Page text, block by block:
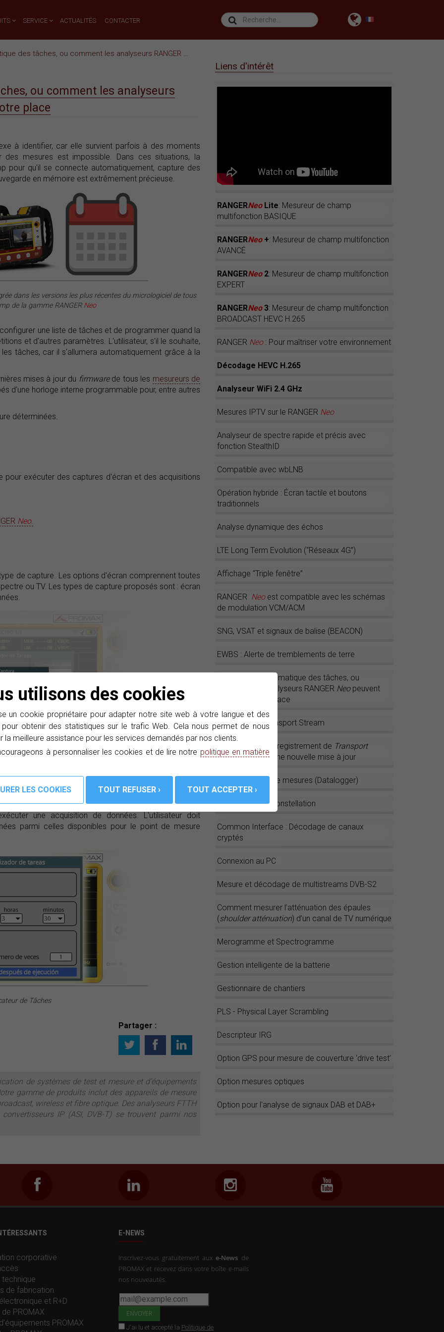
utilisons des cookies
un cookie propriétaire pour adapter notre site web à votre langue et des
obtenir des statistiques sur le trafic Web. Cela nous permet de nous
la meilleure assistance pour les services demandés par nos clients.
à personnaliser les cookies et de lire notre politique en matière
SERVICE ACTUALITÉS CONTACTER
des tâches, ou comment les analyseurs RANGER Neo
ou comment les analyseurs
place
à identifier, car elle survient parfois à des moments
mesures est impossible. Dans ces situations, la
pour qu'il se connecte automatiquement, capture des
en mémoire est extrêmement précieuse.
dans les versions les plus récentes du micrologiciel de tous
de la gamme RANGER Neo
une liste de tâches et de programmer quand la
et d'autres paramètres. L'utilisateur, s'il le souhaite,
tâches, car il s'allumera automatiquement grâce à la
mises à jour du firmwarede tous les mesureurs de
d'une horloge interne programmable pour, entre autres
déterminées.
pour exécuter des captures d'écran et des acquisitions
Neo.
de capture. Les options d'écran comprennent toutes
ou TV. Les types de capture proposés sont : écran
tâches : Prises d'écran
une acquisition de données. L'utilisateur doit
parmi celles disponibles pour le point de mesure
de Tâches
Partager :
de systèmes de test et mesure et d’équipements
gamme de produits inclut des appareils de mesure
wireless et fibre optique. Des analyseurs FTTH
IP (ASI, DVB-T) se trouvent parmi nos
Liens d'intérêt
RANGERNeoLite: Mesureur de champ
multifonction BASIQUE
RANGERNeo+: Mesureur de champ multifonction
AVANCÉ
RANGERNeo2: Mesureur de champ multifonction
EXPERT
RANGERNeo3: Mesureur de champ multifonction
BROADCAST HEVC H.265
RANGER Neo : Pour maîtriser votre environnement
Décodage HEVC H.265
Analyseur WiFi 2.4 GHz
Mesures IPTV sur le RANGER Neo
Analyseur de spectre rapide et précis avec
fonction StealthID
Compatible avec wbLNB
Opération hybride : Écran tactile et boutons
traditionnels
Analyse dynamique des échos
LTE Long Term Evolution (“Réseaux 4G”)
Affichage “Triple fenêtre”
RANGER Neoest compatible avec les schémas
de modulation VCM/ACM
SNG, VSAT et signaux de balise (BEACON)
EWBS : Alerte de tremblements de terre
Planificateur automatique des tâches, ou
comment les analyseurs RANGER Neopeuvent
œuvrer à votre place
Analyseur de Transport Stream
: Enregistrement de Transport
Streamgrâce à une nouvelle mise à jour
Enregistrement de mesures (Datalogger)
Diagramme de Constellation
Common Interface : Décodage de canaux
cryptés
Connexion au PC
Mesure et décodage de multistreams DVB-S2
Comment mesurer l’atténuation des épaules
(shoulder atténuation) d’un canal de TV numérique
Merogramme et Spectrogramme
Gestion intelligente de la batterie
Gestionnaire de chantiers
PLS - Physical Layer Scrambling
Descripteur IRG
Option GPS pour mesure de couverture ‘drive test’
Option mesures optiques
Option pour l'analyse de signaux DAB et DAB+
corporative
de fabrication
et R+D
PROMAX
PROMAX
E-NEWS
Inscrivez-vous gratuitement aux e-News de
PROMAX et recevez dans votre boîte e-mails
nos nouveautés.
J'ai lu et accepté la Politique de